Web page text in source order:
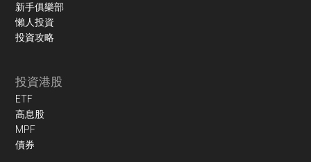
新手俱樂部
懶人投資
投資攻略
投資港股
ETF
高息股
MPF
債券